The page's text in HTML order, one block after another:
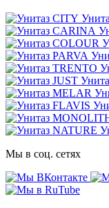
Мы в соц. сетях